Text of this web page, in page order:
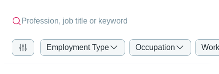
Employment Type Occupation